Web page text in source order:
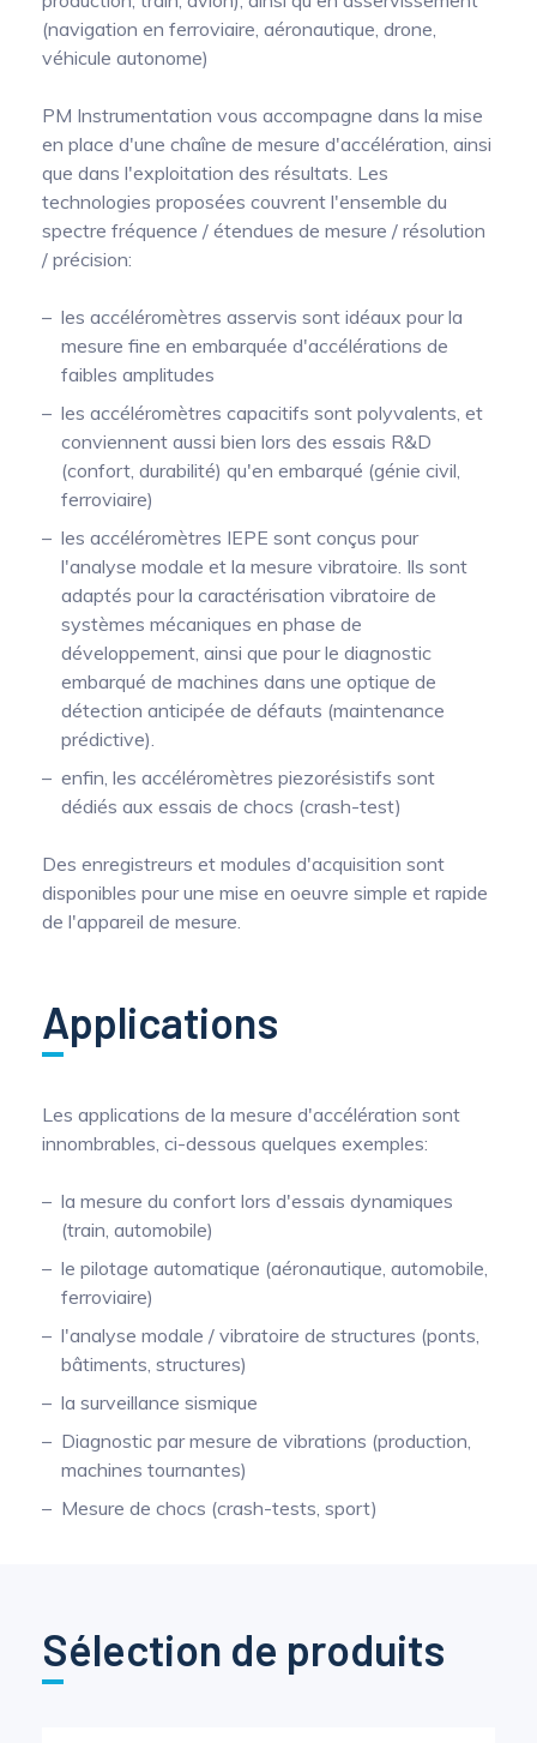
(navigation en ferroviaire, aéronautique, drone,
véhicule autonome)
PM Instrumentation vous accompagne dans la mise
en place d'une chaîne de mesure d'accélération, ainsi
que dans l'exploitation des résultats. Les
technologies proposées couvrent l'ensemble du
spectre fréquence / étendues de mesure / résolution
/ précision:
les accéléromètres asservis sont idéaux pour la
mesure fine en embarquée d'accélérations de
faibles amplitudes
les accéléromètres capacitifs sont polyvalents, et
conviennent aussi bien lors des essais R&D
(confort, durabilité) qu'en embarqué (génie civil,
ferroviaire)
les accéléromètres IEPE sont conçus pour
l'analyse modale et la mesure vibratoire. Ils sont
adaptés pour la caractérisation vibratoire de
systèmes mécaniques en phase de
développement, ainsi que pour le diagnostic
embarqué de machines dans une optique de
détection anticipée de défauts (maintenance
prédictive).
enfin, les accéléromètres piezorésistifs sont
dédiés aux essais de chocs (crash-test)
Des enregistreurs et modules d'acquisition sont
disponibles pour une mise en oeuvre simple et rapide
de l'appareil de mesure.
Applications
Les applications de la mesure d'accélération sont
innombrables, ci-dessous quelques exemples:
la mesure du confort lors d'essais dynamiques
(train, automobile)
le pilotage automatique (aéronautique, automobile,
ferroviaire)
l'analyse modale / vibratoire de structures (ponts,
bâtiments, structures)
la surveillance sismique
Diagnostic par mesure de vibrations (production,
machines tournantes)
Mesure de chocs (crash-tests, sport)
Sélection de produits
Mesure mobile, embarquée et sans
fil